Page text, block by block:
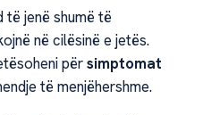
të jenë shumë të
në cilësinë e jetës.
përsimptomat
të menjëhershme.